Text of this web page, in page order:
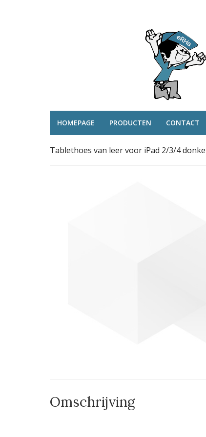
HOMEPAGE PRODUCTEN CONTACT
Tablethoes van leer voor iPad 2/3/4
Omschrijving